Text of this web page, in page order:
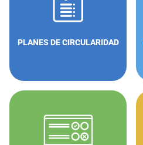
PLANES DE CIRCULARIDAD